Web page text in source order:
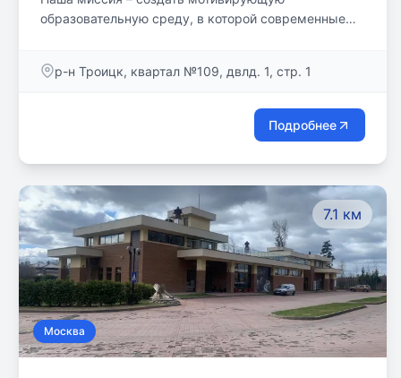
образовательную среду, в которой современные
настоящем и в будущем.
р-н Троицк, квартал №109, двлд. 1, стр. 1
Подробнее
7.1 км
Москва